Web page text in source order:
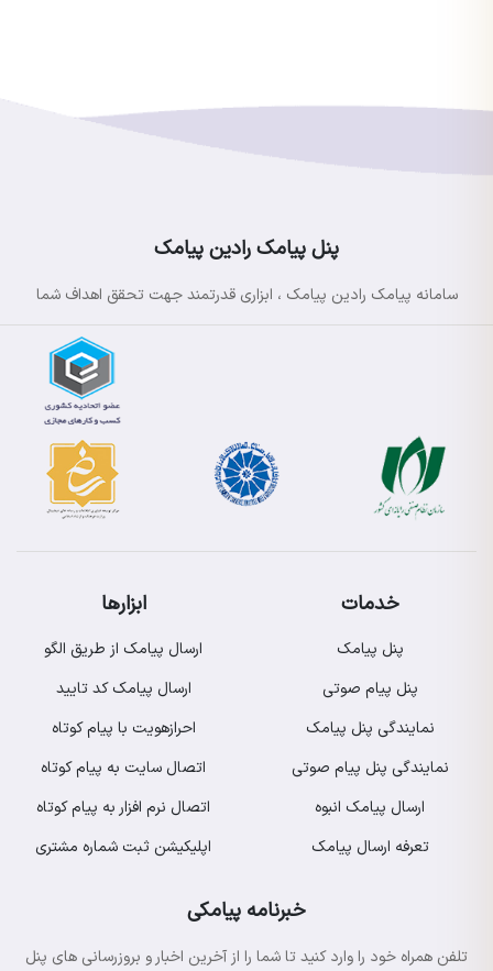
پنل پیامک رادین پیامک
سامانه پیامک رادین پیامک ، ابزاری قدرتمند جهت تحقق اهداف شما
خدمات
پنل پیامک
پنل پیام صوتی
نمایندگی پنل پیامک
نمایندگی پنل پیام صوتی
ارسال پیامک انبوه
تعرفه ارسال پیامک
ابزارها
ارسال پیامک از طریق الگو
ارسال پیامک کد تایید
احرازهویت با پیام کوتاه
اتصال سایت به پیام کوتاه
اتصال نرم افزار به پیام کوتاه
اپلیکیشن ثبت شماره مشتری
خبرنامه پیامکی
تلفن همراه خود را وارد کنید تا شما را از آخرین اخبار و بروزرسانی های پنل